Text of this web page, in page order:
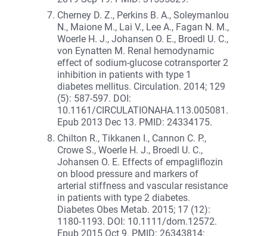
Cherney D. Z., Perkins B. A., Soleymanlou
N., Maione M., Lai V., Lee A., Fagan N. M.,
Woerle H. J., Johansen O. E., Broedl U. C.,
von Eynatten M. Renal hemodynamic
effect of sodium-glucose cotransporter 2
inhibition in patients with type 1
diabetes mellitus. Circulation. 2014; 129
(5): 587-597. DOI:
10.1161/CIRCULATIONAHA.113.005081.
Epub 2013 Dec 13. PMID: 24334175.
Chilton R., Tikkanen I., Cannon C. P.,
Crowe S., Woerle H. J., Broedl U. C.,
Johansen O. E. Effects of empagliflozin
on blood pressure and markers of
arterial stiffness and vascular resistance
in patients with type 2 diabetes.
Diabetes Obes Metab. 2015; 17 (12):
1180-1193. DOI: 10.1111/dom.12572.
Epub 2015 Oct 9. PMID: 26343814;